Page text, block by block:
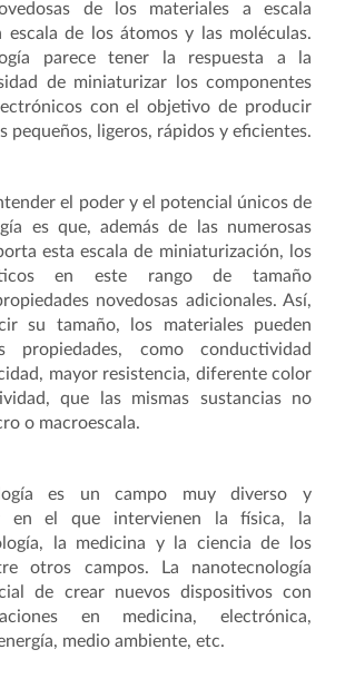
de los materiales a escala
escala de los átomos y las moléculas.
parece tener la respuesta a la
de miniaturizar los componentes
con el objetivo de producir
pequeños, ligeros, rápidos y eficientes.
el poder y el potencial únicos de
es que, además de las numerosas
esta escala de miniaturización, los
en este rango de tamaño
novedosas adicionales. Así,
su tamaño, los materiales pueden
propiedades, como conductividad
mayor resistencia, diferente color
que las mismas sustancias no
o macroescala.
es un campo muy diverso y
en el que intervienen la física, la
la medicina y la ciencia de los
otros campos. La nanotecnología
de crear nuevos dispositivos con
en medicina, electrónica,
medio ambiente, etc.